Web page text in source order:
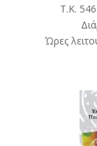
Τ.Κ.
Ώρες